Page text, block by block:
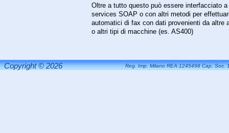
Oltre a tutto questo può essere interfacciato a
services SOAP o con altri metodi per
automatici di fax con dati provenienti da altre
o altri tipi di macchine (es. AS400)
Copyright © 2026 Reg. Imp. Milano REA:1245498 Cap. Soc.